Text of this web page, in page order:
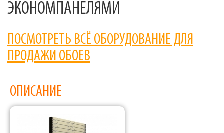
ЭКОНОМПАНЕЛЯМИ
ПОСМОТРЕТЬ ВСЁ ОБОРУДОВАНИЕ ДЛЯ
ПРОДАЖИ ОБОЕВ
ОПИСАНИЕ